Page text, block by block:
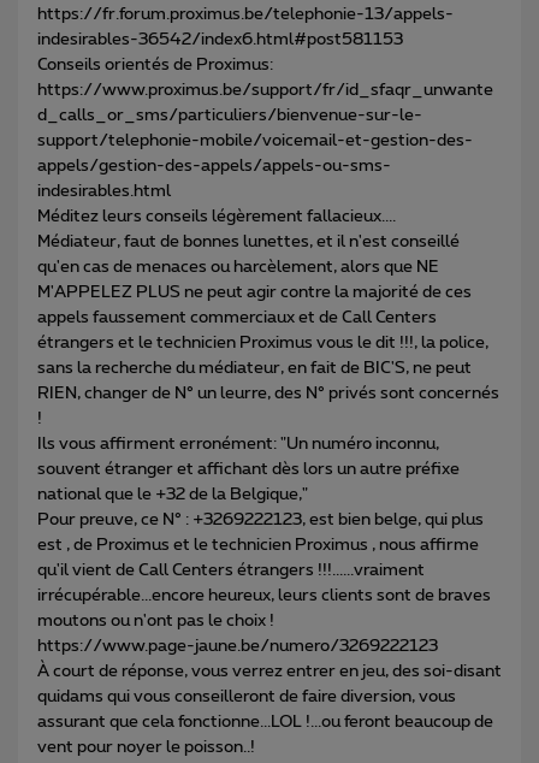
https://fr.forum.proximus.be/telephonie-13/appels-
indesirables-36542/index6.html#post581153
Conseils orientés de Proximus:
https://www.proximus.be/support/fr/id_sfaqr_unwante
d_calls_or_sms/particuliers/bienvenue-sur-le-
support/telephonie-mobile/voicemail-et-gestion-des-
appels/gestion-des-appels/appels-ou-sms-
indesirables.html
Méditez leurs conseils légèrement fallacieux....
Médiateur, faut de bonnes lunettes, et il n'est conseillé
qu'en cas de menaces ou harcèlement, alors que NE
M'APPELEZ PLUS ne peut agir contre la majorité de ces
appels faussement commerciaux et de Call Centers
étrangers et le technicien Proximus vous le dit !!!, la police,
sans la recherche du médiateur, en fait de BIC'S, ne peut
RIEN, changer de N° un leurre, des N° privés sont concernés
!
Ils vous affirment erronément: "Un numéro inconnu,
souvent étranger et affichant dès lors un autre préfixe
national que le +32 de la Belgique,"
Pour preuve, ce N° : +3269222123, est bien belge, qui plus
est , de Proximus et le technicien Proximus , nous affirme
qu'il vient de Call Centers étrangers !!!......vraiment
irrécupérable...encore heureux, leurs clients sont de braves
moutons ou n'ont pas le choix !
https://www.page-jaune.be/numero/3269222123
À court de réponse, vous verrez entrer en jeu, des soi-disant
quidams qui vous conseilleront de faire diversion, vous
assurant que cela fonctionne...LOL !...ou feront beaucoup de
vent pour noyer le poisson..!